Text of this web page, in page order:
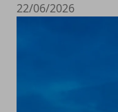
22/06/2026